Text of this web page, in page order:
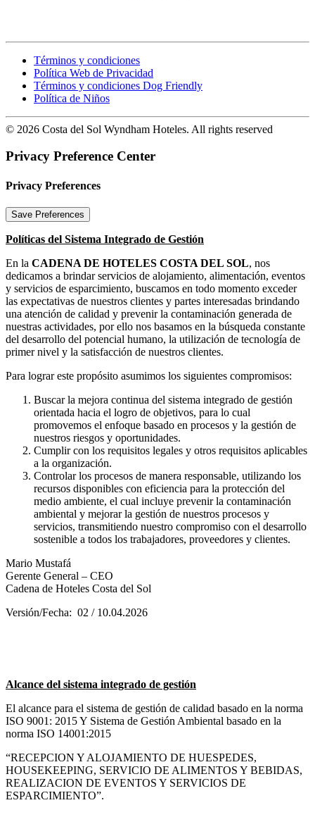
Términos y condiciones
Política Web de Privacidad
Términos y condiciones Dog Friendly
Política de Niños
© 2026 Costa del Sol Wyndham Hoteles. All rights reserved
Privacy Preference Center
Privacy Preferences
Políticas del Sistema Integrado de Gestión
En la CADENA DE HOTELES COSTA DEL SOL, nos
dedicamos a brindar servicios de alojamiento, alimentación, eventos
y servicios de esparcimiento, buscamos en todo momento exceder
las expectativas de nuestros clientes y partes interesadas brindando
una atención de calidad y prevenir la contaminación generada de
nuestras actividades, por ello nos basamos en la búsqueda constante
del desarrollo del potencial humano, la utilización de tecnología de
primer nivel y la satisfacción de nuestros clientes.
Para lograr este propósito asumimos los siguientes compromisos:
Buscar la mejora continua del sistema integrado de gestión
orientada hacia el logro de objetivos, para lo cual
promovemos el enfoque basado en procesos y la gestión de
nuestros riesgos y oportunidades.
Cumplir con los requisitos legales y otros requisitos aplicables
a la organización.
Controlar los procesos de manera responsable, utilizando los
recursos disponibles con eficiencia para la protección del
medio ambiente, el cual incluye prevenir la contaminación
ambiental y mejorar la gestión de nuestros procesos y
servicios, transmitiendo nuestro compromiso con el desarrollo
sostenible a todos los trabajadores, proveedores y clientes.
Mario Mustafá
Gerente General – CEO
Cadena de Hoteles Costa del Sol
Versión/Fecha: 02 / 10.04.2026
Alcance del sistema integrado de gestión
El alcance para el sistema de gestión de calidad basado en la norma
ISO 9001: 2015 Y Sistema de Gestión Ambiental basado en la
norma ISO 14001:2015
“RECEPCION Y ALOJAMIENTO DE HUESPEDES,
HOUSEKEEPING, SERVICIO DE ALIMENTOS Y BEBIDAS,
REALIZACION DE EVENTOS Y SERVICIOS DE
ESPARCIMIENTO”.